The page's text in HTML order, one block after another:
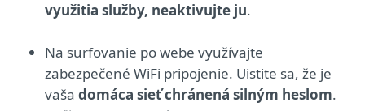
využitia služby, neaktivujte ju.
Na surfovanie po webe využívajte
zabezpečené WiFi pripojenie. Uistite sa, že je
vaša domáca sieť chránená silným heslom.